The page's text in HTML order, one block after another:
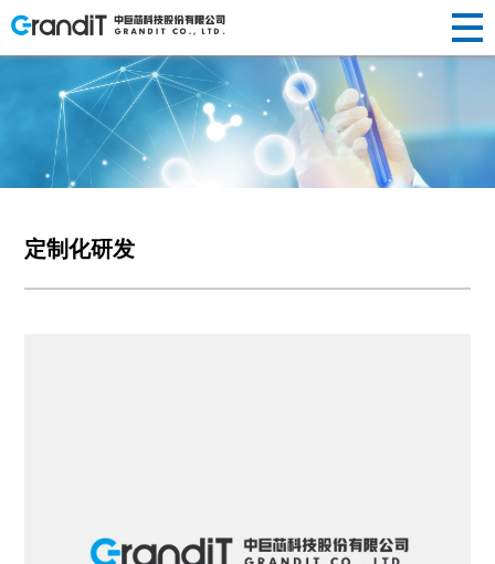
ABOUT US
我们
荣誉资质
产品
造
光纤光棒
R&D
研发
替代性研
前瞻性研
NEWS
新闻
中心
新闻动态
HUMAN
RESOURCES
人力
资源
人才理念
INVESTOR
RELATIONS
投资
者关
系
定制化研发